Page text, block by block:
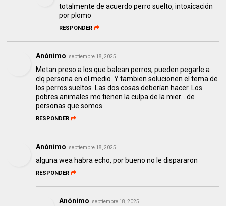
totalmente de acuerdo perro suelto, intoxicación
por plomo
RESPONDER
Anónimo septiembre 18, 2025
Metan preso a los que balean perros, pueden pegarle a
clq persona en el medio. Y tambien solucionen el tema de
los perros sueltos. Las dos cosas deberían hacer. Los
pobres animales mo tienen la culpa de la mier... de
personas que somos.
RESPONDER
Anónimo septiembre 18, 2025
alguna wea habra echo, por bueno no le dispararon
RESPONDER
Anónimo septiembre 18, 2025